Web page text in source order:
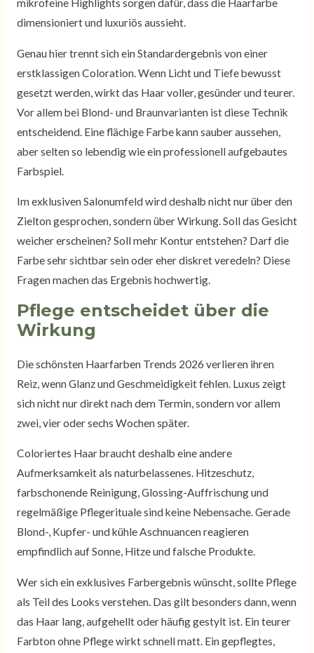
mikrofeine Highlights sorgen dafür, dass die Haarfarbe
dimensioniert und luxuriös aussieht.
Genau hier trennt sich ein Standardergebnis von einer
erstklassigen Coloration. Wenn Licht und Tiefe bewusst
gesetzt werden, wirkt das Haar voller, gesünder und teurer.
Vor allem bei Blond- und Braunvarianten ist diese Technik
entscheidend. Eine flächige Farbe kann sauber aussehen,
aber selten so lebendig wie ein professionell aufgebautes
Farbspiel.
Im exklusiven Salonumfeld wird deshalb nicht nur über den
Zielton gesprochen, sondern über Wirkung. Soll das Gesicht
weicher erscheinen? Soll mehr Kontur entstehen? Darf die
Farbe sehr sichtbar sein oder eher diskret veredeln? Diese
Fragen machen das Ergebnis hochwertig.
Pflege entscheidet über die
Wirkung
Die schönsten Haarfarben Trends 2026 verlieren ihren
Reiz, wenn Glanz und Geschmeidigkeit fehlen. Luxus zeigt
sich nicht nur direkt nach dem Termin, sondern vor allem
zwei, vier oder sechs Wochen später.
Coloriertes Haar braucht deshalb eine andere
Aufmerksamkeit als naturbelassenes. Hitzeschutz,
farbschonende Reinigung, Glossing-Auffrischung und
regelmäßige Pflegerituale sind keine Nebensache. Gerade
Blond-, Kupfer- und kühle Aschnuancen reagieren
empfindlich auf Sonne, Hitze und falsche Produkte.
Wer sich ein exklusives Farbergebnis wünscht, sollte Pflege
als Teil des Looks verstehen. Das gilt besonders dann, wenn
das Haar lang, aufgehellt oder häufig gestylt ist. Ein teurer
Farbton ohne Pflege wirkt schnell matt. Ein gepflegtes,